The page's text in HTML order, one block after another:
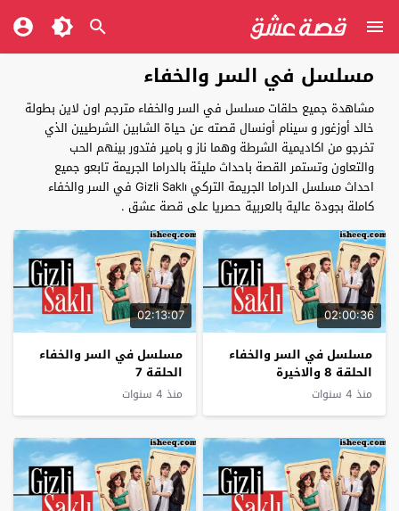
مسلسل في السر والخفاء
مشاهدة جميع حلقات مسلسل في السر والخفاء مترجم اون لاين بطولة
خالد أوزغور و سينام أونسال قصته عن حياة الشابين الشرطيين الذي
تخرجو من اكاديمية الشرطة وهما ناز و بامير فتدور بينهم الحب
والتعاون وتستمر القصة باحداث مليئة بالدراما الجريمة تابعو جميع
احداث مسلسل الدراما الجريمة التركي Gizli Saklı في السر والخفاء
كاملة بجودة عالية بالعربية حصريا على قصة عشق .
02:00:36
مسلسل في السر والخفاء
الحلقة 8 والاخيرة
منذ 4 سنوات
02:13:07
مسلسل في السر والخفاء
الحلقة 7
منذ 4 سنوات